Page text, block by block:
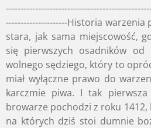
---------------------Historia warzenia
stara, jak sama miejscowość,
się pierwszych osadników od
wolnego sędziego, który to
miał wyłączne prawo do
karczmie piwa. I tak
browarze pochodzi z roku 1412,
na których dziś stoi dumnie